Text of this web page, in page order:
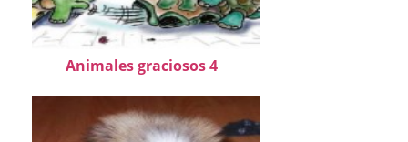
Animales graciosos 4